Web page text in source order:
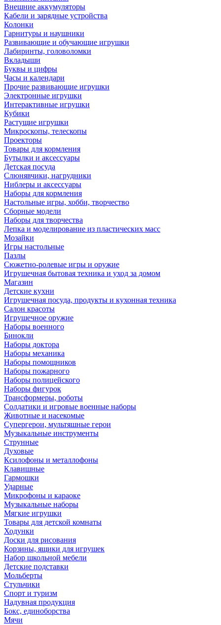
Внешние аккумуляторы
Кабели и зарядные устройства
Колонки
Гарнитуры и наушники
Развивающие и обучающие игрушки
Лабиринты, головоломки
Вкладыши
Буквы и цифры
Часы и календари
Прочие развивающие игрушки
Электронные игрушки
Интерактивные игрушки
Кубики
Растущие игрушки
Микроскопы, телескопы
Проекторы
Товары для кормления
Бутылки и аксессуары
Детская посуда
Слюнявчики, нагрудники
Ниблеры и аксессуары
Наборы для кормления
Настольные игры, хобби, творчество
Сборные модели
Наборы для творчества
Лепка и моделирование из пластических масс
Мозайки
Игры настольные
Пазлы
Сюжетно-ролевые игры и оружие
Игрушечная бытовая техника и уход за домом
Магазин
Детские кухни
Игрушечная посуда, продукты и кухонная техника
Салон красоты
Игрушечное оружие
Наборы военного
Бинокли
Наборы доктора
Наборы механика
Наборы помощников
Наборы пожарного
Наборы полицейского
Наборы фигурок
Трансформеры, роботы
Солдатики и игровые военные наборы
Животные и насекомые
Супергерои, мультяшные герои
Музыкальные инструменты
Струнные
Духовые
Ксилофоны и металлофоны
Клавишные
Гармошки
Ударные
Микрофоны и караоке
Музыкальные наборы
Мягкие игрушки
Товары для детской комнаты
Ходунки
Доски для рисования
Корзины, ящики для игрушек
Набор школьной мебели
Детские подставки
Мольберты
Стульчики
Спорт и туризм
Надувная продукция
Бокс, единоборства
Мячи